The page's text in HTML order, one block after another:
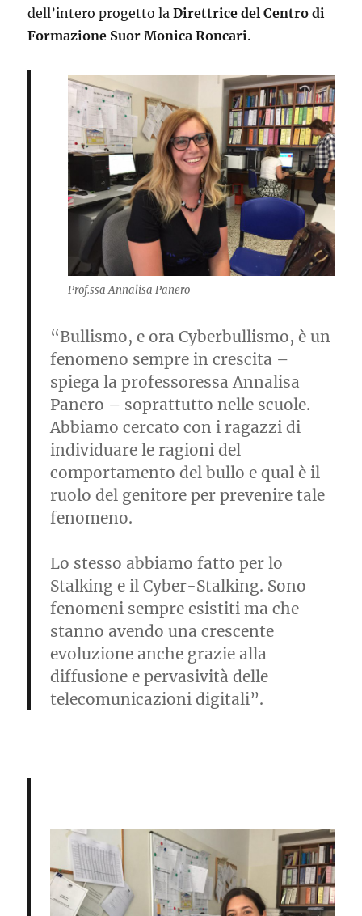
dell’intero progetto laDirettrice del Centro di
Formazione Suor MonicaRoncari.
Prof.ssa Annalisa Panero
“Bullismo, e ora Cyberbullismo, è un
fenomeno sempre in crescita –
spiega la professoressa Annalisa
Panero – soprattutto nelle scuole.
Abbiamo cercato con i ragazzi di
individuare le ragioni del
comportamento del bullo e qual è il
ruolo del genitore per prevenire tale
fenomeno.
Lo stesso abbiamo fatto per lo
Stalking e il Cyber-Stalking. Sono
fenomeni sempre esistiti ma che
stanno avendo una crescente
evoluzione anche grazie alla
diffusione e pervasività delle
telecomunicazioni digitali”.